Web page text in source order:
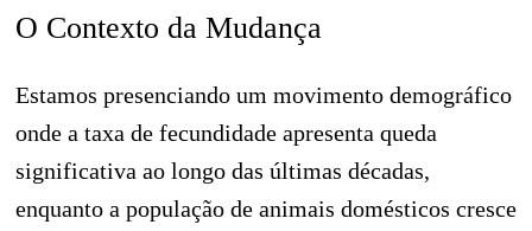
O Contexto da Mudança
Estamos presenciando um movimento demográfico
onde a taxa de fecundidade apresenta queda
significativa ao longo das últimas décadas,
enquanto a população de animais domésticos cresce